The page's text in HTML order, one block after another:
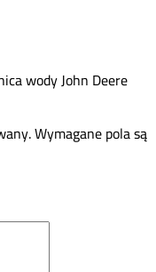
wody John Deere
Wymagane pola są